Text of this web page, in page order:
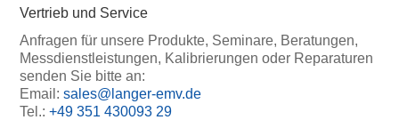
Vertrieb und Service
Anfragen für unsere Produkte, Seminare, Beratungen,
Messdienstleistungen, Kalibrierungen oder Reparaturen
senden Sie bitte an:
Email: sales@langer-emv.de
Tel.: +49 351 430093 29